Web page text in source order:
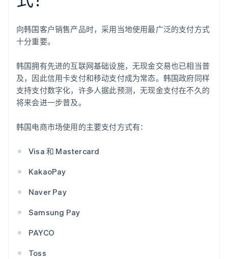
向韩国客户销售产品时，采用当地使用最广泛的支付方式
十分重要。
韩国拥有先进的互联网基础设施，无现金交易也已相当普
及，因此信用卡支付和移动支付成为常态。韩国政府同样
支持支付数字化，许多人据此预测，无现金支付在不久的
将来会进一步普及。
韩国电商市场使用的主要支付方式有：
Visa 和 Mastercard
KakaoPay
Naver Pay
Samsung Pay
PAYCO
Toss